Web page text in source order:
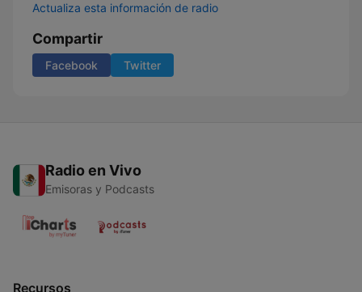
Actualiza esta información de radio
Compartir
Facebook Twitter
Radio en Vivo
Emisoras y Podcasts
Recursos